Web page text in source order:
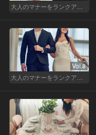
大人のマナーをランクアップせよ
Vol.8
大人のマナーをランクアップせよ